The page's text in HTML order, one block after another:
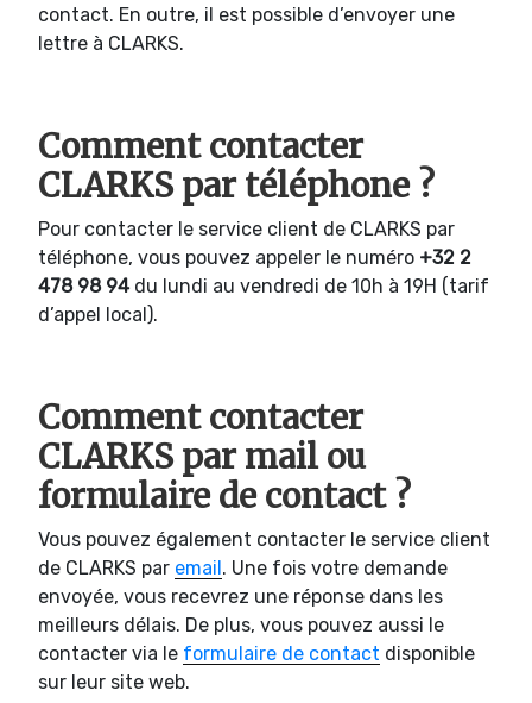
contact. En outre, il est possible d’envoyer une
lettre à CLARKS.
Comment contacter
CLARKS par téléphone ?
Pour contacter le service client de CLARKS par
téléphone, vous pouvez appeler le numéro +32 2
478 98 94du lundi au vendredi de 10h à 19H (tarif
d’appel local).
Comment contacter
CLARKS par mail ou
formulaire de contact ?
Vous pouvez également contacter le service client
de CLARKS par email. Une fois votre demande
envoyée, vous recevrez une réponse dans les
meilleurs délais. De plus, vous pouvez aussi le
contacter via le formulaire de contact disponible
sur leur site web.